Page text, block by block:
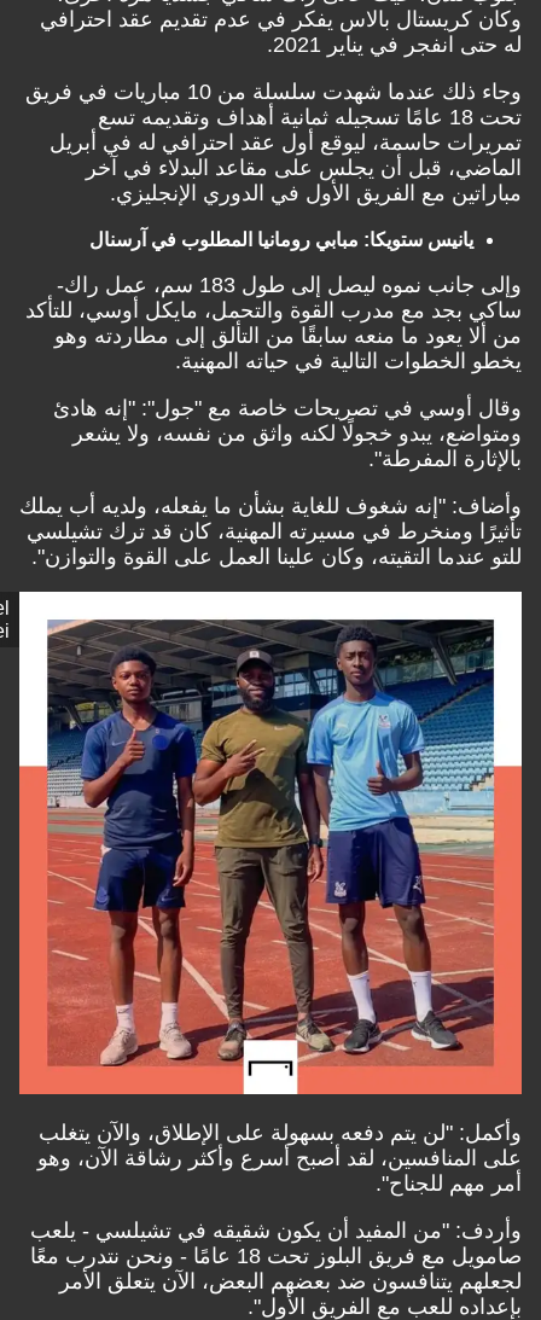
بالاس يفكر في عدم تقديم عقد احترافي
في يناير 2021.
وجاء ذلك عندما شهدت سلسلة من 10 مباريات في فريق
تحت 18 عامًا تسجيله ثمانية أهداف وتقديمه تسع
حاسمة، ليوقع أول عقد احترافي له في أبريل
قبل أن يجلس على مقاعد البدلاء في آخر
مع الفريق الأول في الدوري الإنجليزي.
يانيس ستويكا: مبابي رومانيا المطلوب في آرسنال
وإلى جانب نموه ليصل إلى طول 183 سم، عمل راك-
مع مدرب القوة والتحمل، مايكل أوسي، للتأكد
يعود ما منعه سابقًا من التألق إلى مطاردته وهو
التالية في حياته المهنية.
في تصريحات خاصة مع "جول": "إنه هادئ
يبدو خجولًا لكنه واثق من نفسه، ولا يشعر
المفرطة".
"إنه شغوف للغاية بشأن ما يفعله، ولديه أب يملك
ومنخرط في مسيرته المهنية، كان قد ترك تشيلسي
التقيته، وكان علينا العمل على القوة والتوازن".
Osei
"لن يتم دفعه بسهولة على الإطلاق، والآن يتغلب
لقد أصبح أسرع وأكثر رشاقة الآن، وهو
للجناح".
"من المفيد أن يكون شقيقه في تشيلسي - يلعب
صامويل مع فريق البلوز تحت 18 عامًا - ونحن نتدرب معًا
يتنافسون ضد بعضهم البعض، الآن يتعلق الأمر
للعب مع الفريق الأول".